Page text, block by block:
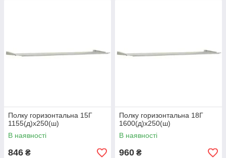
Полку горизонтальна 15Г
1155(д)х250(ш)
В наявності
846 ₴
Полку горизонтальна 18Г
1600(д)х250(ш)
В наявності
960 ₴